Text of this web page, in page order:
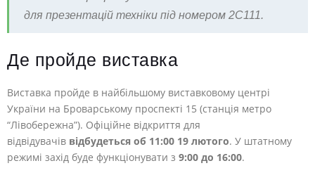
для презентацій техніки під номером 2С111.
Де пройде виставка
Виставка пройде в найбільшому виставковому центрі
України на Броварському проспекті 15 (станція метро
“Лівобережна”). Офіційне відкриття для
відвідувачів відбудеться об 11:00 19 лютого. У штатному
режимі захід буде функціонувати з 9:00 до 16:00.